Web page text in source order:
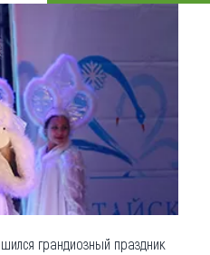
грандиозный праздник